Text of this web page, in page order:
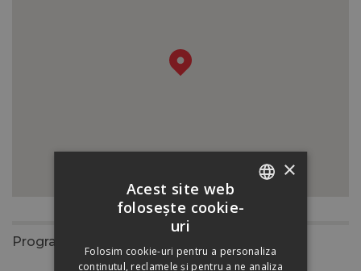
Program
ROMANIAN
×
Acest site web
folosește cookie-
uri
Folosim cookie-uri pentru a personaliza
conținutul, reclamele și pentru a ne analiza